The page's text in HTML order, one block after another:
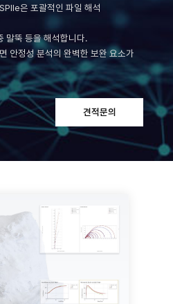
은 포괄적인 파일 해석
말뚝 등을 해석합니다.
안정성 분석의 완벽한 보완 요소가
견적문의